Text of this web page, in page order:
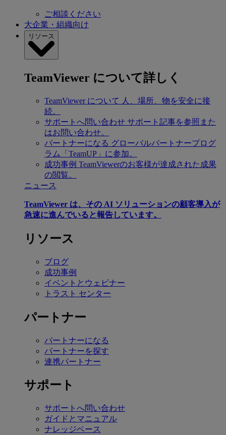
ご相談ください
大企業・組織向け
リソース
TeamViewer について詳しく
TeamViewer について 人、場所、物を安全に接
続。
サポートへ問い合わせ サポート記事を参照また
はお問い合わせ。
パートナーになる グローバルパートナープログ
ラム「TeamUP」に参加。
成功事例 TeamViewerのお客様が達成された成果
の閲覧。
ニュース
TeamViewer は、その AI ソリューションの顧客導入が
急速に進んでいると報告しています。
リソース
ブログ
成功事例
イベントとウェビナー
トラスト センター
パートナー
パートナーになる
パートナーを探す
連携パートナー
サポート
サポートへ問い合わせ
ガイドとマニュアル
ナレッジベース